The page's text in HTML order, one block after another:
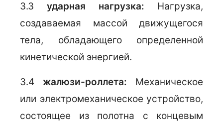
3.3 ударная нагрузка: Нагрузка,
создаваемая массой движущегося
тела, обладающего определенной
кинетической энергией.
3.4 жалюзи-роллета: Механическое
или электромеханическое устройство,
состоящее из полотна с концевым